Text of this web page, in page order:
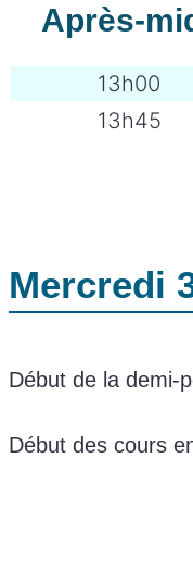
Après-
13h00
13h45
Mercredi
Début de la demi-
Début des cours